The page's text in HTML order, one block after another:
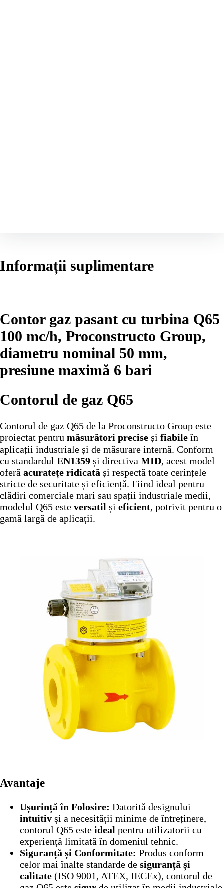
Informații suplimentare
Contor gaz pasant cu turbina Q65
100 mc/h, Proconstructo Group,
diametru nominal 50 mm,
presiune maximă 6 bari
Contorul de gaz Q65
Contorul de gaz Q65 de la Proconstructo Group este
proiectat pentru măsurători precise și fiabileîn
aplicații industriale și de măsurare internă. Conform
cu standardul EN1359 și directiva MID, acest model
oferă acuratețe ridicată și respectă toate cerințele
stricte de securitate și eficiență. Fiind ideal pentru
clădiri comerciale mari sau spații industriale medii,
modelul Q65 este versatil și eficient, potrivit pentru o
gamă largă de aplicații.
Avantaje
Ușurință în Folosire: Datorită designului
intuitiv și a necesității minime de întreținere,
contorul Q65 este ideal pentru utilizatorii cu
experiență limitată în domeniul tehnic.
Siguranță și Conformitate: Produs conform
celor mai înalte standarde de siguranță și
calitate (ISO 9001, ATEX, IECEx), contorul de